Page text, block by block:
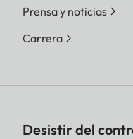
Prensa y noticias
Carrera
Desistir del